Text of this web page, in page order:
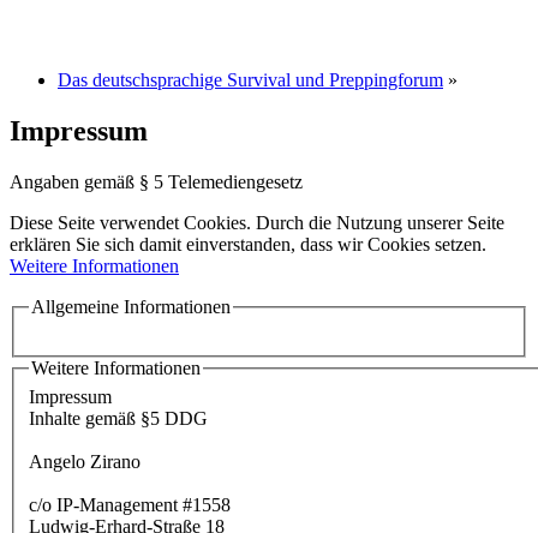
Das deutschsprachige Survival und Preppingforum »
Impressum
Angaben gemäß § 5 Telemediengesetz
Diese Seite verwendet Cookies. Durch die Nutzung unserer Seite
erklären Sie sich damit einverstanden, dass wir Cookies setzen.
Weitere Informationen
Allgemeine Informationen
Weitere Informationen
Impressum
Inhalte gemäß §5 DDG
Angelo Zirano
c/o IP-Management #1558
Ludwig-Erhard-Straße 18